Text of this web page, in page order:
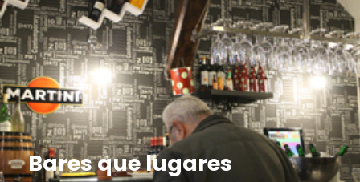
Bares que lugares